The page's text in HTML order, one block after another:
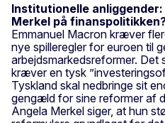
Institutionelle
Merkel på
Emmanuel Macron kræver
nye spilleregler for euroen til
arbejdsmarkedsreformer.
kræver en tysk
Tyskland skal nedbringe sit
gengæld for sine reformer af
Angela Merkel siger, at hun